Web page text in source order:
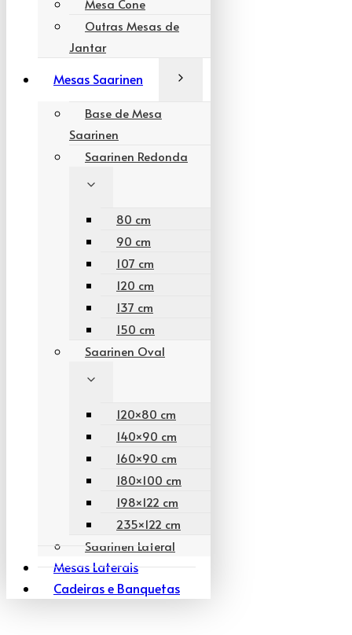
Outras Mesas de
Jantar
Mesas Saarinen
Base de Mesa
Saarinen
Saarinen Redonda
80 cm
90 cm
107 cm
120 cm
137 cm
150 cm
Saarinen Oval
120×80 cm
140×90 cm
160×90 cm
180×100 cm
198×122 cm
235×122 cm
Saarinen Lateral
Mesas Laterais
Cadeiras e Banquetas